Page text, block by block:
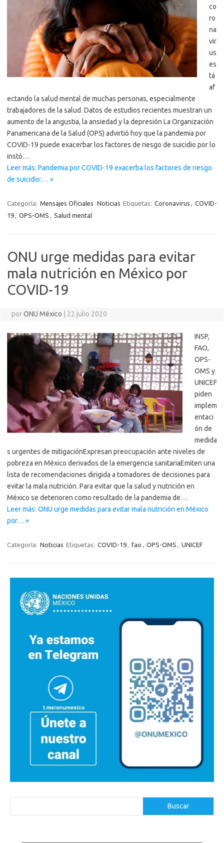
co
ro
na
vir
us
es
tá
af
ectando la salud mental de muchas personas, especialmente
trabajadores de la salud. Datos de estudios recientes muestran un
aumento de la angustia, la ansiedad y la depresión La Organización
Panamericana de la Salud (OPS) advirtió hoy que la pandemia por
COVID-19 puede exacerbar los factores de riesgo de suicidio por lo
instó…
Leer más: Pandemia por COVID-19 exacerba los factores de riesgo
de suicidio:… »
Categoría: Mensajes Oficiales Noticias Etiquetas: Coronavirus , COVID-
19, OPS-OMS , Salud mental
ONU urge medidas para evitar
mala nutrición en México por
COVID-19
porONU México 22 julio 2020
INSP,
FAO,
OPS-
OMS y
UNICEF
piden
implem
entaci
ón de
medida
s urgentes de mitigaciónExpresan preocupación ante niveles de
pobreza en México derivados de la emergencia sanitariaEmiten una
lista de recomendaciones dirigida a tomadores de decisiones para
evitar la mala nutrición. Para evitar que la salud y nutrición en
México se deterioren como resultado de la pandemia de…
Leer más: ONU urge medidas para evitar mala nutrición en México
por… »
Categoría: Noticias Etiquetas: COVID-19, fao , OPS-OMS , UNICEF
Buscar